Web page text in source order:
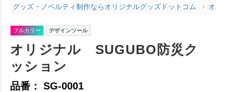
グッズ・ノベルティ制作ならオリジナルグッズドットコム オリ
フルカラー デザインツール
オリジナル SUGUBO防災ク
ッション
品番： SG-0001